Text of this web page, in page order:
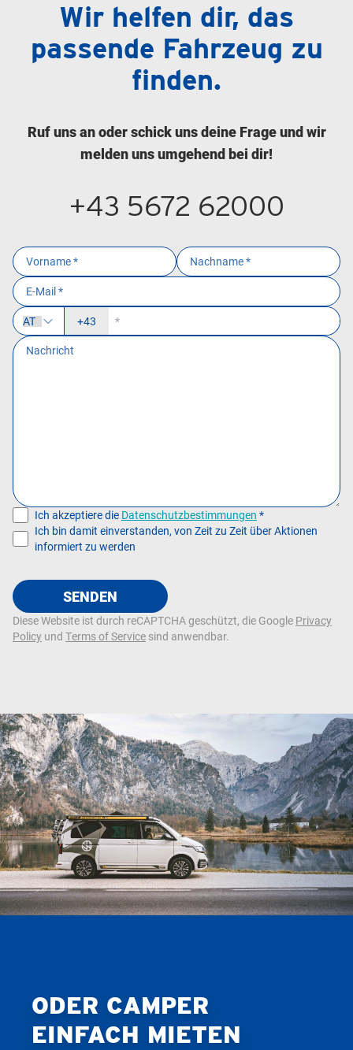
Wir helfen dir, das
passende Fahrzeug zu
finden.
Ruf uns an oder schick uns deine Frage und wir
melden uns umgehend bei dir!
+43 5672 62000
+43
Ich akzeptiere die Datenschutzbestimmungen *
Ich bin damit einverstanden, von Zeit zu Zeit über Aktionen
informiert zu werden
SENDEN
Diese Website ist durch reCAPTCHA geschützt, die Google Privacy
Policy und Terms of Service sind anwendbar.
ODER CAMPER
EINFACH MIETEN